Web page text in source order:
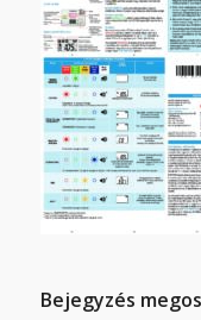
Bejegyzés